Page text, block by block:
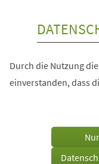
Durch die Nutzung
einverstanden, dass